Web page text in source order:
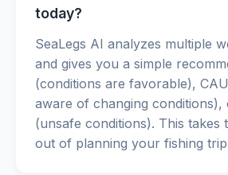
today?
SeaLegs AI analyzes multiple
and gives you a simple
(conditions are favorable),
aware of changing conditions),
(unsafe conditions). This takes
out of planning your fishing